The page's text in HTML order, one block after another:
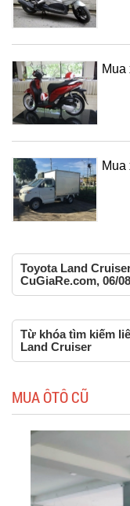
Mua
Mua
Toyota Land
CuGiaRe.com, 06/
Từ khóa tìm kiếm
Land Cruiser
MUA ÔTÔ CŨ